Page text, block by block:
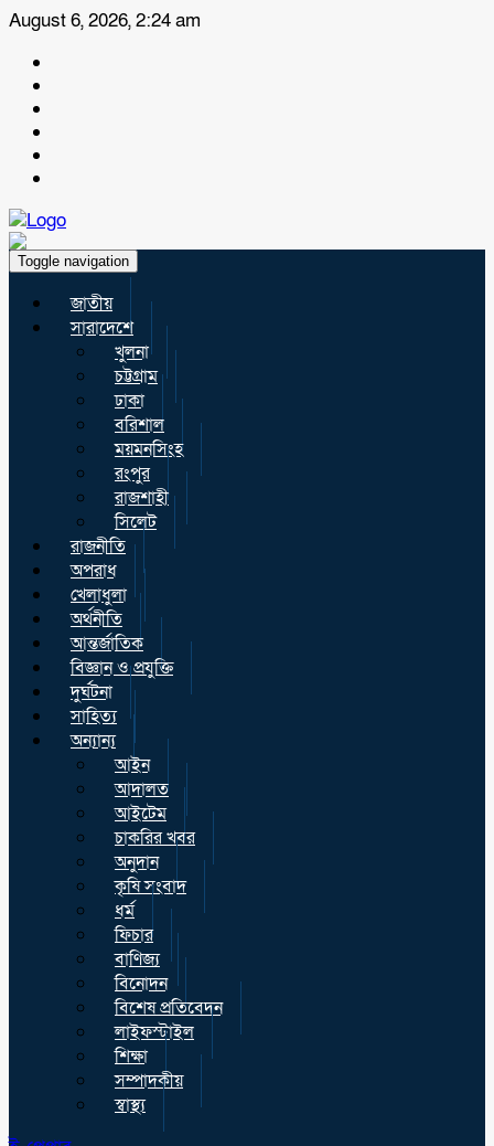
August 6, 2026, 2:24 am
Toggle navigation
জাতীয়
সারাদেশে
খুলনা
চট্টগ্রাম
ঢাকা
বরিশাল
ময়মনসিংহ
রংপুর
রাজশাহী
সিলেট
রাজনীতি
অপরাধ
খেলাধুলা
অর্থনীতি
আন্তর্জাতিক
বিজ্ঞান ও প্রযুক্তি
দুর্ঘটনা
সাহিত্য
অন্যান্য
আইন
আদালত
আইটেম
চাকরির খবর
অনুদান
কৃষি সংবাদ
ধর্ম
ফিচার
বাণিজ্য
বিনোদন
বিশেষ প্রতিবেদন
লাইফস্টাইল
শিক্ষা
সম্পাদকীয়
স্বাস্থ্য